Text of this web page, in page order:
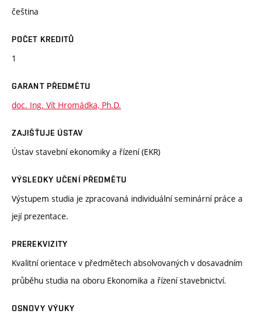
čeština
POČET KREDITŮ
1
GARANT PŘEDMĚTU
doc. Ing. Vít Hromádka, Ph.D.
ZAJIŠŤUJE ÚSTAV
Ústav stavební ekonomiky a řízení (EKR)
VÝSLEDKY UČENÍ PŘEDMĚTU
Výstupem studia je zpracovaná individuální seminární práce a
její prezentace.
PREREKVIZITY
Kvalitní orientace v předmětech absolvovaných v dosavadním
průběhu studia na oboru Ekonomika a řízení stavebnictví.
OSNOVY VÝUKY